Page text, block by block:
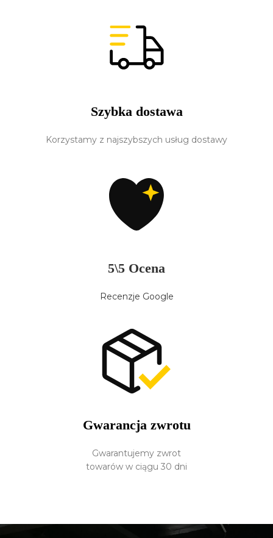
Szybka dostawa
Korzystamy z najszybszych usług dostawy
5\5 Ocena
Recenzje Google
Gwarancja zwrotu
Gwarantujemy zwrot
towarów w ciągu 30 dni